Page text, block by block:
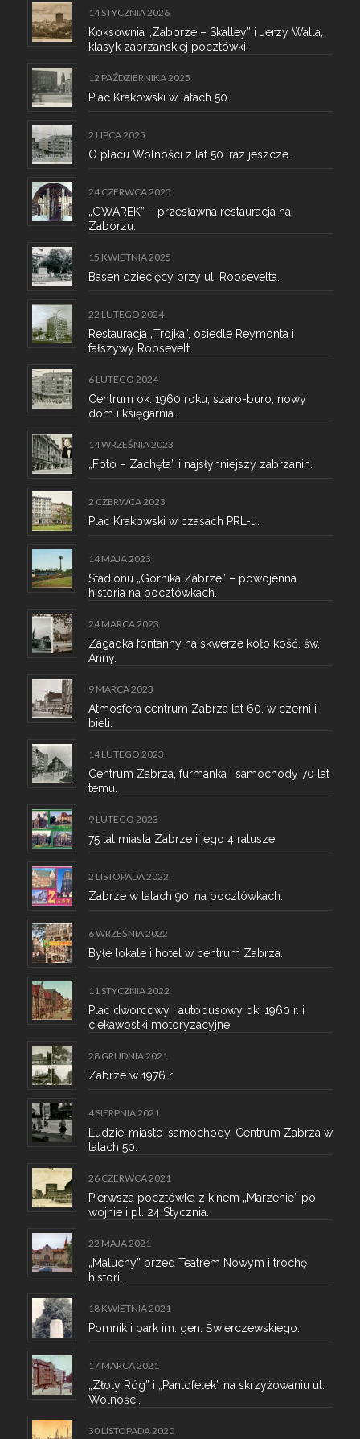
14 STYCZNIA 2026
Koksownia „Zaborze – Skalley” i Jerzy Walla,
klasyk zabrzańskiej pocztówki.
12 PAŹDZIERNIKA 2025
Plac Krakowski w latach 50.
2 LIPCA 2025
O placu Wolności z lat 50. raz jeszcze.
24 CZERWCA 2025
„GWAREK” – przesławna restauracja na
Zaborzu.
15 KWIETNIA 2025
Basen dziecięcy przy ul. Roosevelta.
22 LUTEGO 2024
Restauracja „Trojka”, osiedle Reymonta i
fałszywy Roosevelt.
6 LUTEGO 2024
Centrum ok. 1960 roku, szaro-buro, nowy
dom i księgarnia.
14 WRZEŚNIA 2023
„Foto – Zachęta” i najsłynniejszy zabrzanin.
2 CZERWCA 2023
Plac Krakowski w czasach PRL-u.
14 MAJA 2023
Stadionu „Górnika Zabrze” – powojenna
historia na pocztówkach.
24 MARCA 2023
Zagadka fontanny na skwerze koło kość. św.
Anny.
9 MARCA 2023
Atmosfera centrum Zabrza lat 60. w czerni i
bieli.
14 LUTEGO 2023
Centrum Zabrza, furmanka i samochody 70 lat
temu.
9 LUTEGO 2023
75 lat miasta Zabrze i jego 4 ratusze.
2 LISTOPADA 2022
Zabrze w latach 90. na pocztówkach.
6 WRZEŚNIA 2022
Byłe lokale i hotel w centrum Zabrza.
11 STYCZNIA 2022
Plac dworcowy i autobusowy ok. 1960 r. i
ciekawostki motoryzacyjne.
28 GRUDNIA 2021
Zabrze w 1976 r.
4 SIERPNIA 2021
Ludzie-miasto-samochody. Centrum Zabrza w
latach 50.
26 CZERWCA 2021
Pierwsza pocztówka z kinem „Marzenie” po
wojnie i pl. 24 Stycznia.
22 MAJA 2021
„Maluchy” przed Teatrem Nowym i trochę
historii.
18 KWIETNIA 2021
Pomnik i park im. gen. Świerczewskiego.
17 MARCA 2021
„Złoty Róg” i „Pantofelek” na skrzyżowaniu ul.
Wolności.
30 LISTOPADA 2020